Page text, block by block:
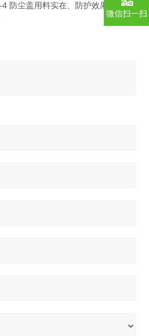
防尘盖用料实在、防护效果出众、
微信扫一扫